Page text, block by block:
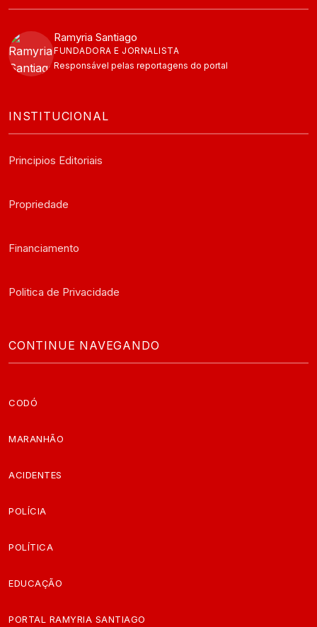
Ramyria Santiago
FUNDADORA E JORNALISTA
Responsável pelas reportagens do portal
INSTITUCIONAL
Principios Editoriais
Propriedade
Financiamento
Politica de Privacidade
CONTINUE NAVEGANDO
CODÓ
MARANHÃO
ACIDENTES
POLÍCIA
POLÍTICA
EDUCAÇÃO
PORTAL RAMYRIA SANTIAGO